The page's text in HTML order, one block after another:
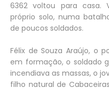
6362 voltou para casa.
próprio solo, numa
de poucos soldados.
Félix de Souza Araújo, o
em formação, o soldado
incendiava as massas, o
filho natural de